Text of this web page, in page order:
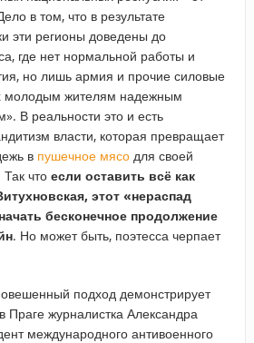
в том, что в результате
эти регионы доведены до
где нет нормальной работы и
но лишь армия и прочие силовые
молодым жителям надежным
В реальности это и есть
власти, которая превращает
в пушечное мясодля своей
что если оставить всё как
этот «нераспад
бесконечное продолжение
. Но может быть, поэтесса черпает
подход демонстрирует
журналистка Александра
международного антивоенного